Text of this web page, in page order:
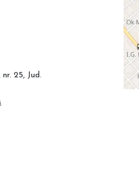
25, Jud.